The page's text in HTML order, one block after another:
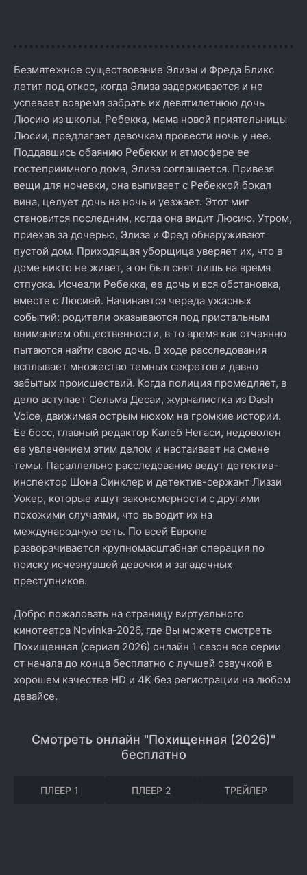
Безмятежное существование Элизы и Фреда Бликс
летит под откос, когда Элиза задерживается и не
успевает вовремя забрать их девятилетнюю дочь
Люсию из школы. Ребекка, мама новой приятельницы
Люсии, предлагает девочкам провести ночь у нее.
Поддавшись обаянию Ребекки и атмосфере ее
гостеприимного дома, Элиза соглашается. Привезя
вещи для ночевки, она выпивает с Ребеккой бокал
вина, целует дочь на ночь и уезжает. Этот миг
становится последним, когда она видит Люсию. Утром,
приехав за дочерью, Элиза и Фред обнаруживают
пустой дом. Приходящая уборщица уверяет их, что в
доме никто не живет, а он был снят лишь на время
отпуска. Исчезли Ребекка, ее дочь и вся обстановка,
вместе с Люсией. Начинается череда ужасных
событий: родители оказываются под пристальным
вниманием общественности, в то время как отчаянно
пытаются найти свою дочь. В ходе расследования
всплывает множество темных секретов и давно
забытых происшествий. Когда полиция промедляет, в
дело вступает Сельма Десаи, журналистка из Dash
Voice, движимая острым нюхом на громкие истории.
Ее босс, главный редактор Калеб Негаси, недоволен
ее увлечением этим делом и настаивает на смене
темы. Параллельно расследование ведут детектив-
инспектор Шона Синклер и детектив-сержант Лиззи
Уокер, которые ищут закономерности с другими
похожими случаями, что выводит их на
международную сеть. По всей Европе
разворачивается крупномасштабная операция по
поиску исчезнувшей девочки и загадочных
преступников.
Добро пожаловать на страницу виртуального
кинотеатра Novinka-2026, где Вы можете смотреть
Похищенная (сериал 2026) онлайн 1 сезон все серии
от начала до конца бесплатно с лучшей озвучкой в
хорошем качестве HD и 4K без регистрации на любом
девайсе.
Смотреть онлайн "Похищенная (2026)"
бесплатно
ПЛЕЕР 1 ПЛЕЕР 2 ТРЕЙЛЕР